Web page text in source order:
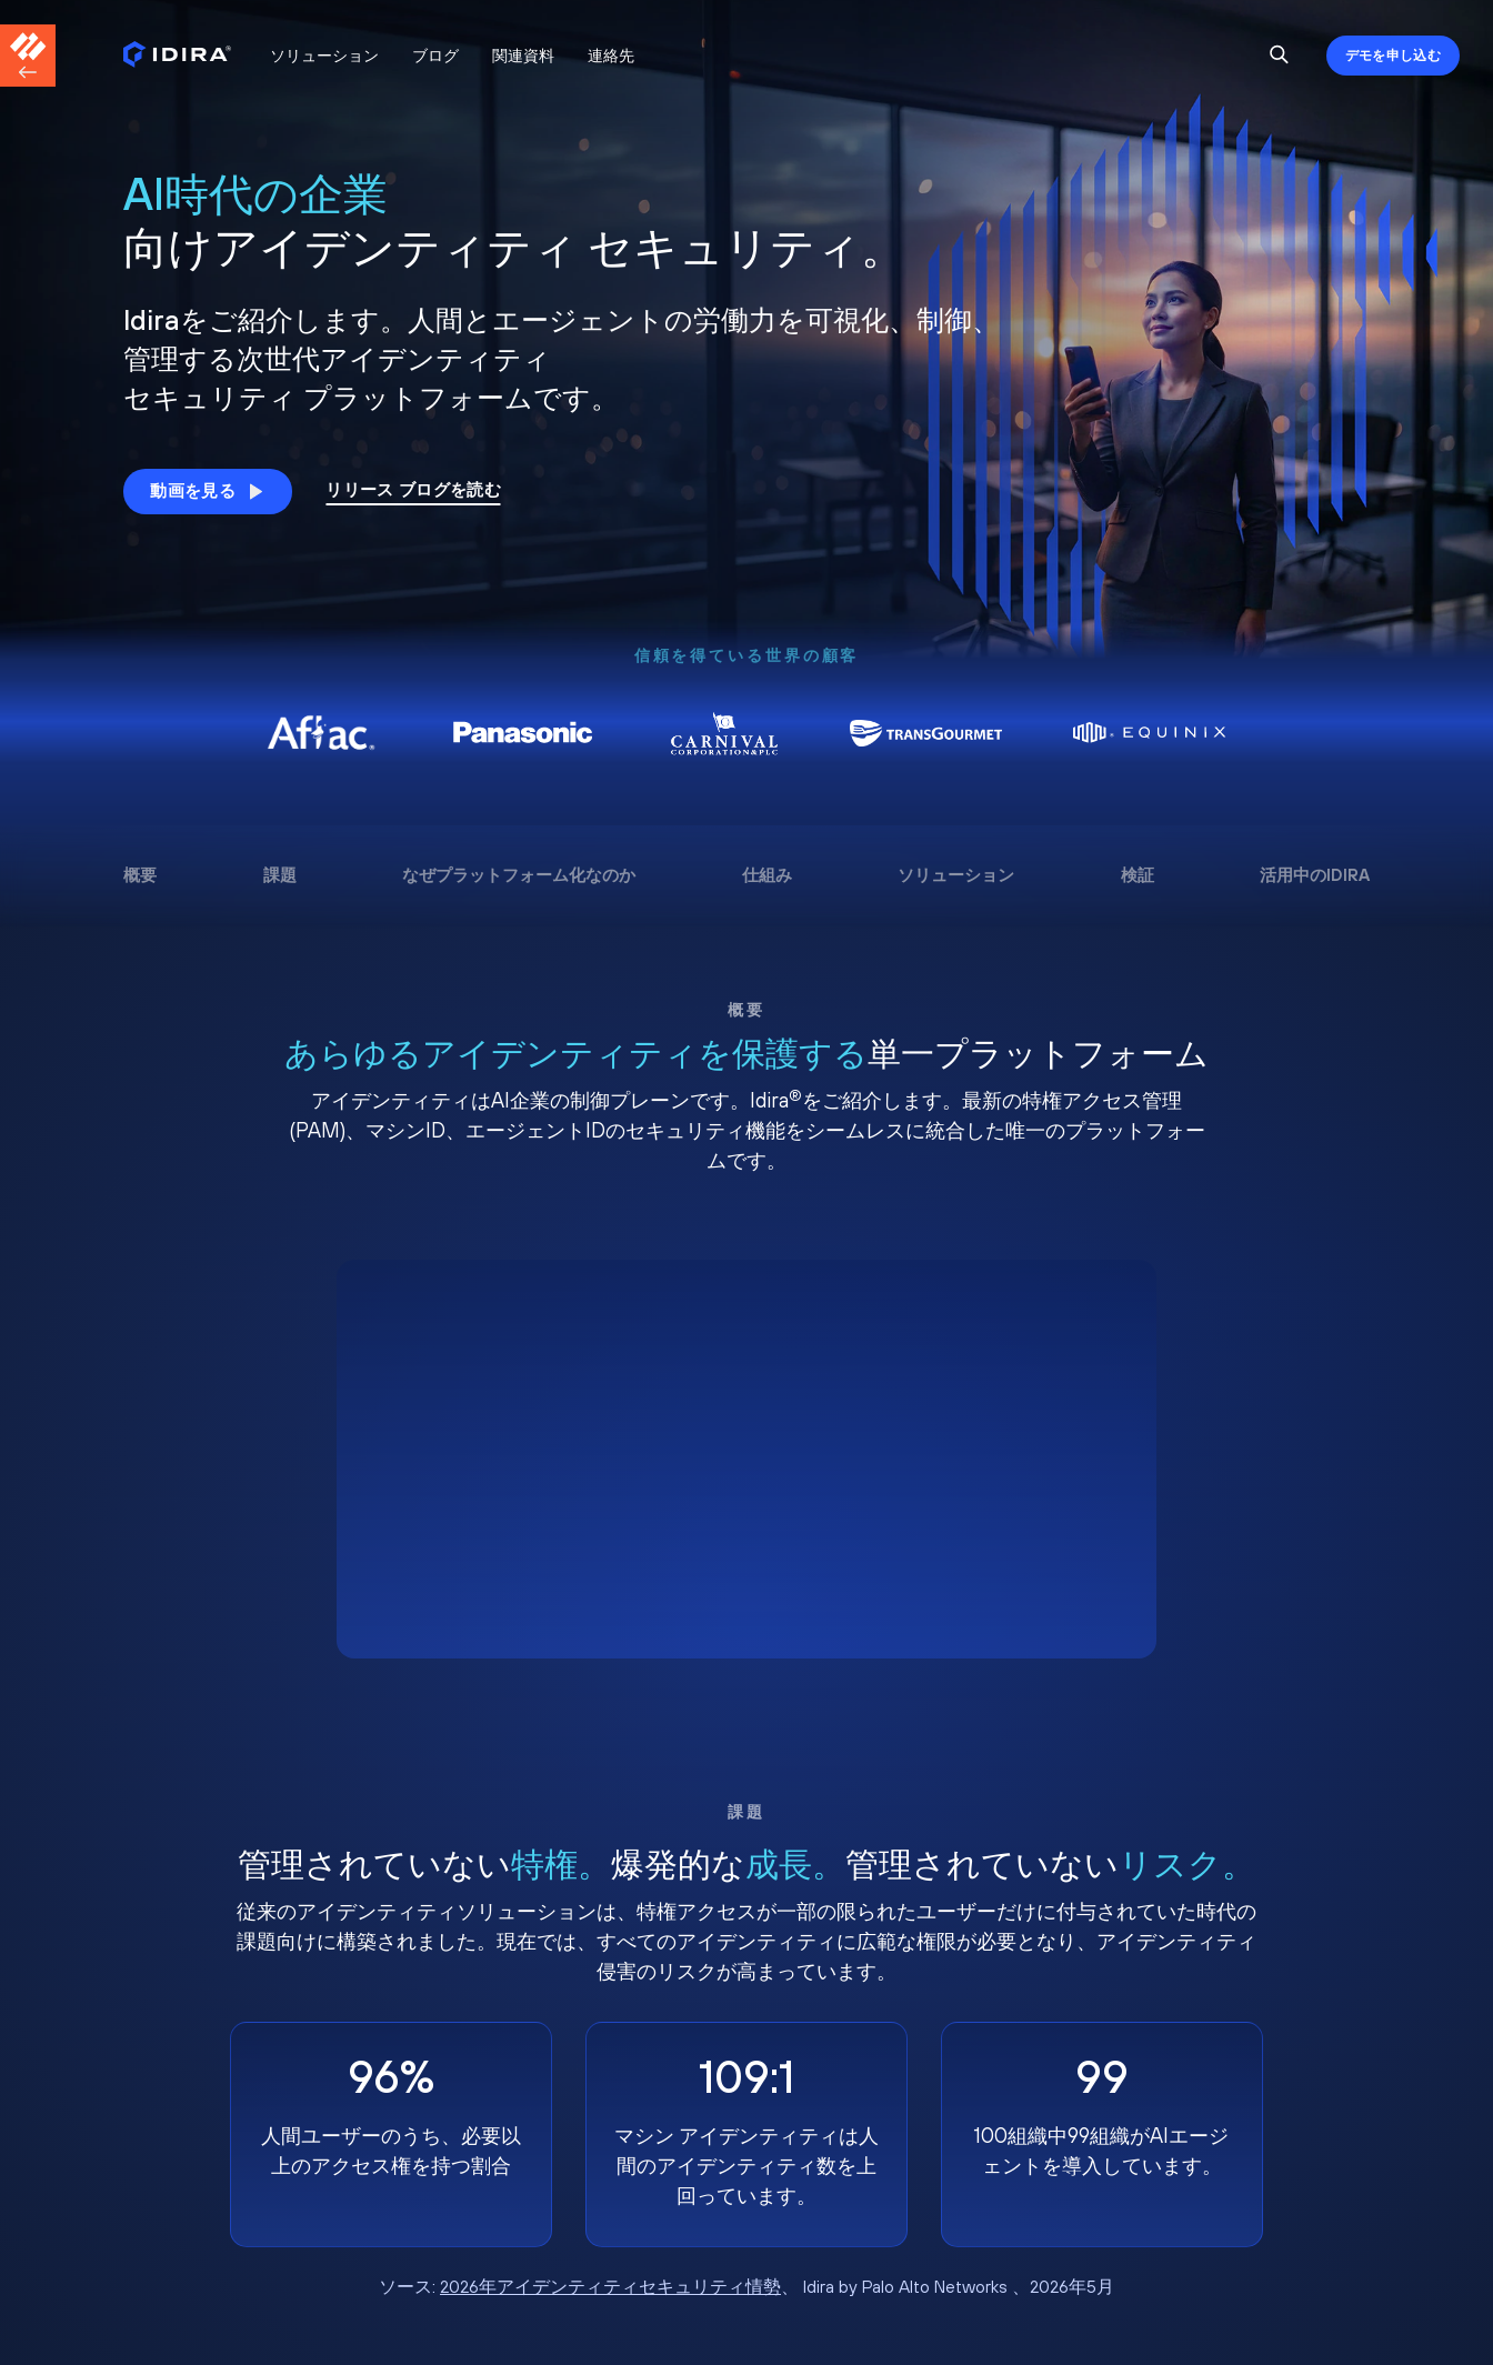
ソリューション ブログ 関連資料 連絡先 デモを申し込む
AI時代の企業
向けアイデンティティ セキュリティ。
Idiraをご紹介します。人間とエージェントの労働力を可視化、制御、
管理する次世代アイデンティティ
セキュリティ プラットフォームです。
動画を見る リリース ブログを読む
信頼を得ている世界の顧客
概要 課題 なぜプラットフォーム化なのか 仕組み ソリューション 検証 活用中のIDIRA
概要
あらゆるアイデンティティを保護する単一プラットフォーム
アイデンティティはAI企業の制御プレーンです。Idira®をご紹介します。最新の特権アクセス管理
(PAM)、マシンID、エージェントIDのセキュリティ機能をシームレスに統合した唯一のプラットフォー
ムです。
課題
管理されていない特権。 爆発的な成長。 管理されていない リスク。
従来のアイデンティティソリューションは、特権アクセスが一部の限られたユーザーだけに付与されていた時代の
課題向けに構築されました。現在では、すべてのアイデンティティに広範な権限が必要となり、アイデンティティ
侵害のリスクが高まっています。
96%
人間ユーザーのうち、必要以
上のアクセス権を持つ割合
109:1
マシン アイデンティティは人
間のアイデンティティ数を上
回っています。
99
100組織中99組織がAIエージ
ェントを導入しています。
ソース: 2026年アイデンティティセキュリティ情勢、 Idira by Palo Alto Networks 、2026年5月